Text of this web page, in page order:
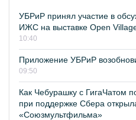
УБРиР принял участие в
ИЖС на выставке Open
10:40
Приложение УБРиР
09:50
Как Чебурашку с ГигаЧатом
при поддержке Сбера
«Союзмультфильма»